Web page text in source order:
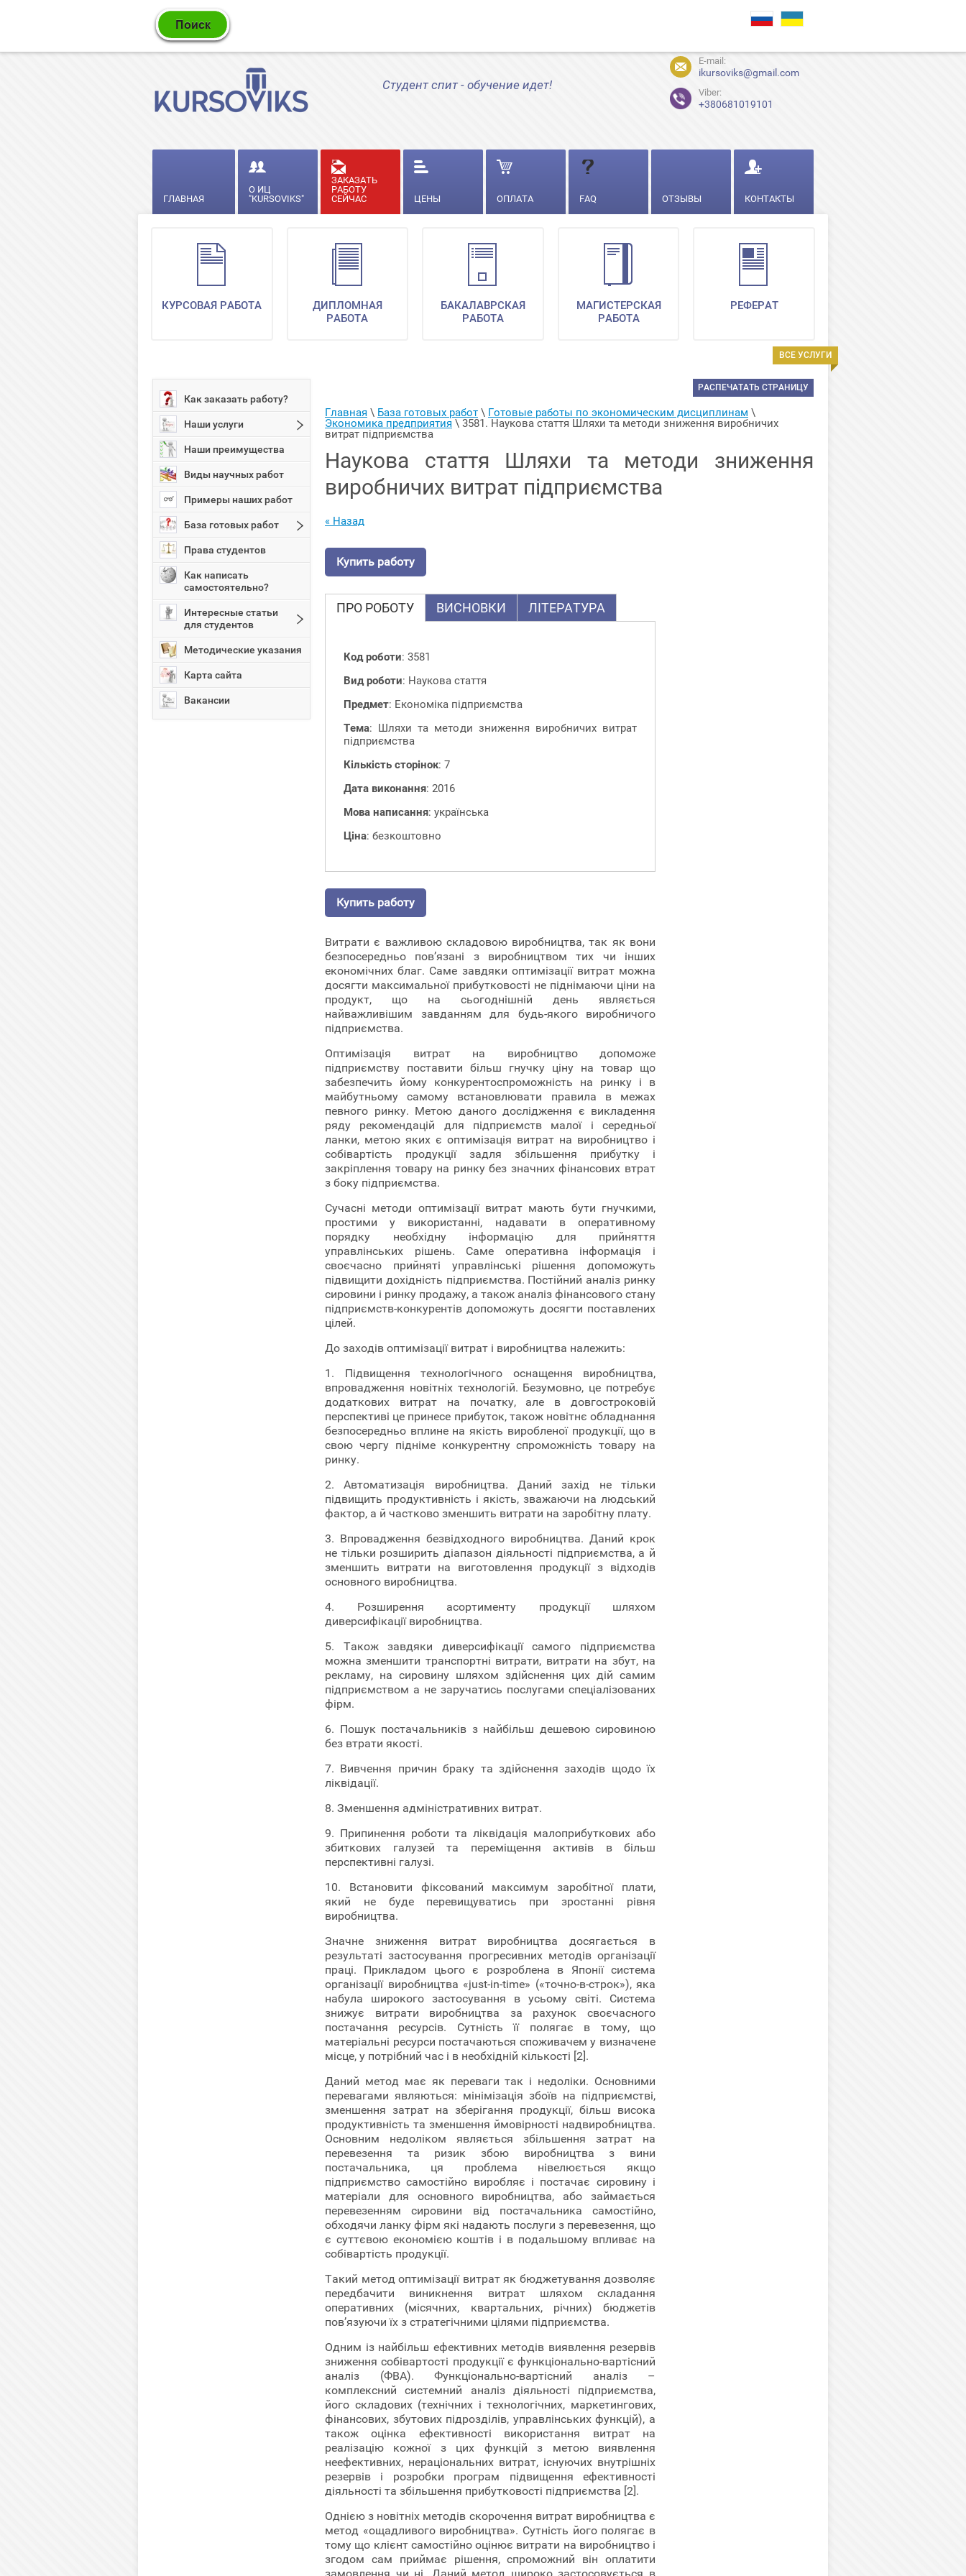
Студент спит - обучение идет!
E-mail:
ikursoviks@gmail.com
Viber:
+380681019101
ГЛАВНАЯ
О ИЦ
"KURSOVIKS"
ЗАКАЗАТЬ
РАБОТУ
СЕЙЧАС
ЦЕНЫ ОПЛАТА FAQ ОТЗЫВЫ КОНТАКТЫ
ВСЕ УСЛУГИ
КУРСОВАЯ РАБОТА
ДИПЛОМНАЯ
РАБОТА
БАКАЛАВРСКАЯ
РАБОТА
МАГИСТЕРСКАЯ
РАБОТА
РЕФЕРАТ
Как заказать работу?
Наши услуги
Наши преимущества
Виды научных работ
Примеры наших работ
База готовых работ
Права студентов
Как написать
самостоятельно?
Интересные статьи
для студентов
Методические указания
Карта сайта
Вакансии
РАСПЕЧАТАТЬ СТРАНИЦУ
Главная \ База готовых работ \ Готовые работы по экономическим дисциплинам
Экономика предприятия \ 3581. Наукова стаття Шляхи та методи зниження виробничих
витрат підприємства
Наукова стаття Шляхи та методи зниження
виробничих витрат підприємства
« Назад
Купить работу
ПРО РОБОТУ ВИСНОВКИ ЛІТЕРАТУРА
Код роботи: 3581
Вид роботи: Наукова стаття
Предмет: Економіка підприємства
Тема: Шляхи та методи зниження виробничих витрат
підприємства
Кількість сторінок: 7
Дата виконання: 2016
Мова написання: українська
Ціна: безкоштовно
Купить работу
Витрати є важливою складовою виробництва, так як вони
безпосередньо пов’язані з виробництвом тих чи інших
економічних благ. Саме завдяки оптимізації витрат можна
досягти максимальної прибутковості не піднімаючи ціни на
продукт, що на сьогоднішній день являється
найважливішим завданням для будь-якого виробничого
підприємства.
Оптимізація витрат на виробництво допоможе
підприємству поставити більш гнучку ціну на товар що
забезпечить йому конкурентоспроможність на ринку і в
майбутньому самому встановлювати правила в межах
певного ринку. Метою даного дослідження є викладення
ряду рекомендацій для підприємств малої і середньої
ланки, метою яких є оптимізація витрат на виробництво і
собівартість продукції задля збільшення прибутку і
закріплення товару на ринку без значних фінансових втрат
з боку підприємства.
Сучасні методи оптимізації витрат мають бути гнучкими,
простими у використанні, надавати в оперативному
порядку необхідну інформацію для прийняття
управлінських рішень. Саме оперативна інформація і
своєчасно прийняті управлінські рішення допоможуть
підвищити дохідність підприємства. Постійний аналіз ринку
сировини і ринку продажу, а також аналіз фінансового стану
підприємств-конкурентів допоможуть досягти поставлених
цілей.
До заходів оптимізації витрат і виробництва належить:
1. Підвищення технологічного оснащення виробництва,
впровадження новітніх технологій. Безумовно, це потребує
додаткових витрат на початку, але в довгостроковій
перспективі це принесе прибуток, також новітнє обладнання
безпосередньо вплине на якість виробленої продукції, що в
свою чергу підніме конкурентну спроможність товару на
ринку.
2. Автоматизація виробництва. Даний захід не тільки
підвищить продуктивність і якість, зважаючи на людський
фактор, а й частково зменшить витрати на заробітну плату.
3. Впровадження безвідходного виробництва. Даний крок
не тільки розширить діапазон діяльності підприємства, а й
зменшить витрати на виготовлення продукції з відходів
основного виробництва.
4. Розширення асортименту продукції шляхом
диверсифікації виробництва.
5. Також завдяки диверсифікації самого підприємства
можна зменшити транспортні витрати, витрати на збут, на
рекламу, на сировину шляхом здійснення цих дій самим
підприємством а не заручатись послугами спеціалізованих
фірм.
6. Пошук постачальників з найбільш дешевою сировиною
без втрати якості.
7. Вивчення причин браку та здійснення заходів щодо їх
ліквідації.
8. Зменшення адміністративних витрат.
9. Припинення роботи та ліквідація малоприбуткових або
збиткових галузей та переміщення активів в більш
перспективні галузі.
10. Встановити фіксований максимум заробітної плати,
який не буде перевищуватись при зростанні рівня
виробництва.
Значне зниження витрат виробництва досягається в
результаті застосування прогресивних методів організації
праці. Прикладом цього є розроблена в Японії система
організації виробництва «just-in-time» («точно-в-строк»), яка
набула широкого застосування в усьому світі. Система
знижує витрати виробництва за рахунок своєчасного
постачання ресурсів. Сутність її полягає в тому, що
матеріальні ресурси постачаються споживачем у визначене
місце, у потрібний час і в необхідній кількості [2].
Даний метод має як переваги так і недоліки. Основними
перевагами являються: мінімізація збоїв на підприємстві,
зменшення затрат на зберігання продукції, більш висока
продуктивність та зменшення ймовірності надвиробництва.
Основним недоліком являється збільшення затрат на
перевезення та ризик збою виробництва з вини
постачальника, ця проблема нівелюється якщо
підприємство самостійно виробляє і постачає сировину і
матеріали для основного виробництва, або займається
перевезенням сировини від постачальника самостійно,
обходячи ланку фірм які надають послуги з перевезення, що
є суттєвою економією коштів і в подальшому впливає на
собівартість продукції.
Такий метод оптимізації витрат як бюджетування дозволяє
передбачити виникнення витрат шляхом складання
оперативних (місячних, квартальних, річних) бюджетів
пов’язуючи їх з стратегічними цілями підприємства.
Одним із найбільш ефективних методів виявлення резервів
зниження собівартості продукції є функціонально-вартісний
аналіз (ФВА). Функціонально-вартісний аналіз –
комплексний системний аналіз діяльності підприємства,
його складових (технічних і технологічних, маркетингових,
фінансових, збутових підрозділів, управлінських функцій), а
також оцінка ефективності використання витрат на
реалізацію кожної з цих функцій з метою виявлення
неефективних, нераціональних витрат, існуючих внутрішніх
резервів і розробки програм підвищення ефективності
діяльності та збільшення прибутковості підприємства [2].
Однією з новітніх методів скорочення витрат виробництва є
метод «ощадливого виробництва». Сутність його полягає в
тому що клієнт самостійно оцінює витрати на виробництво і
згодом сам приймає рішення, спроможний він оплатити